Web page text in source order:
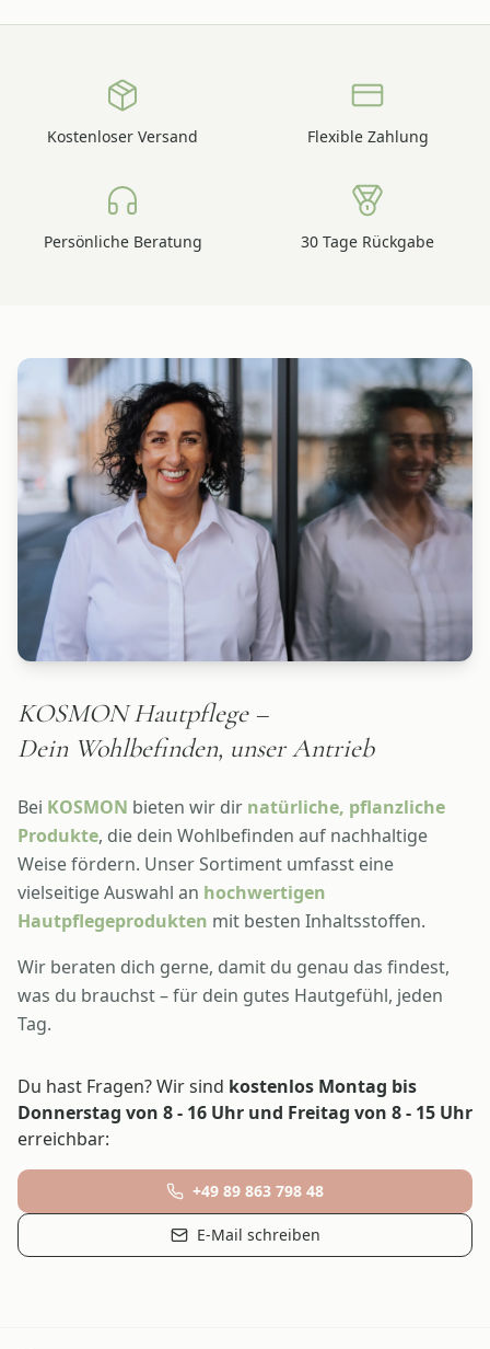
Kostenloser Versand Flexible Zahlung
Persönliche Beratung 30 Tage Rückgabe
KOSMON Hautpflege –
Dein Wohlbefinden, unser Antrieb
Bei KOSMON bieten wir dir natürliche, pflanzliche
Produkte, die dein Wohlbefinden auf nachhaltige
Weise fördern. Unser Sortiment umfasst eine
vielseitige Auswahl an hochwertigen
Hautpflegeprodukten mit besten Inhaltsstoffen.
Wir beraten dich gerne, damit du genau das findest,
was du brauchst – für dein gutes Hautgefühl, jeden
Tag.
Du hast Fragen? Wir sind kostenlos Montag bis
Donnerstag von 8 - 16 Uhr und Freitag von 8 - 15 Uhr
erreichbar:
+49 89 863 798 48
E-Mail schreiben